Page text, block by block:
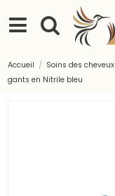
Accueil Soins des cheveux
gants en Nitrile bleu